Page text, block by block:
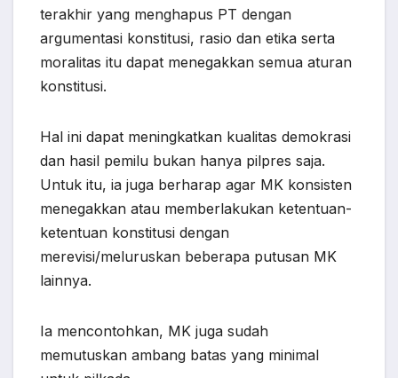
terakhir yang menghapus PT dengan
argumentasi konstitusi, rasio dan etika serta
moralitas itu dapat menegakkan semua aturan
konstitusi.
Hal ini dapat meningkatkan kualitas demokrasi
dan hasil pemilu bukan hanya pilpres saja.
Untuk itu, ia juga berharap agar MK konsisten
menegakkan atau memberlakukan ketentuan-
ketentuan konstitusi dengan
merevisi/meluruskan beberapa putusan MK
lainnya.
Ia mencontohkan, MK juga sudah
memutuskan ambang batas yang minimal